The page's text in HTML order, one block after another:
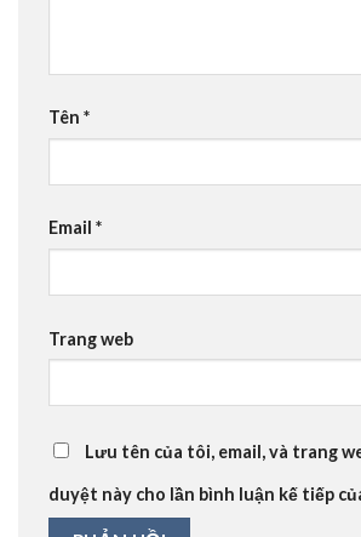
Tên *
Email *
Trang web
Lưu tên của tôi, email, và trang
duyệt này cho lần bình luận kế tiếp